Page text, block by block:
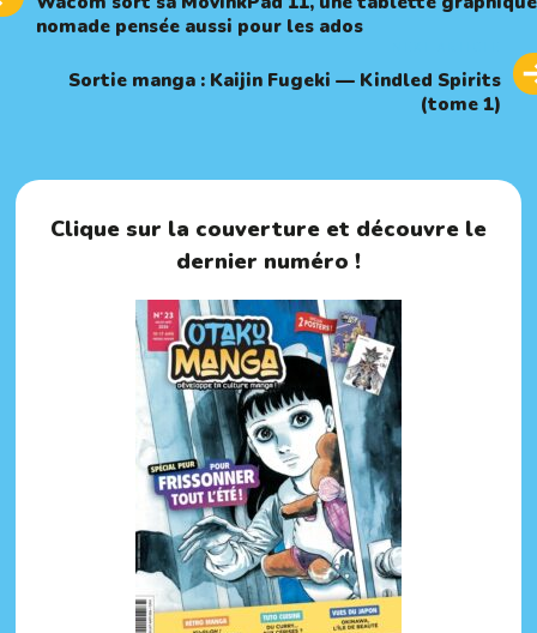
nomade pensée aussi pour les ados
Sortie manga : Kaijin Fugeki — Kindled Spirits
(tome 1)
Clique sur la couverture et découvre le
dernier numéro !